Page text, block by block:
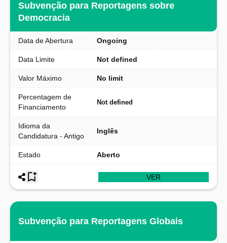
Subvenção para Reportagens sobre
Democracia
Data de Abertura Ongoing
Data Limite Not defined
Valor Máximo No limit
Percentagem de
Financiamento
Not defined
Idioma da
Candidatura - Antigo
Inglês
Estado Aberto
VER
Subvenção para Reportagens Globais